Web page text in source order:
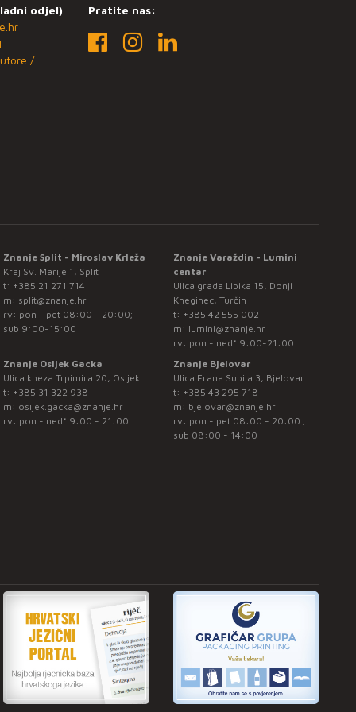
odjel)
/
Pratite nas:
Znanje Split - Miroslav Krleža
Kraj Sv. Marije 1, Split
t: +385 21 271 714
m: split@znanje.hr
rv: pon - pet 08:00 - 20:00;
sub 9:00-15:00
Znanje Varaždin - Lumini
centar
Ulica grada Lipika 15, Donji
Kneginec, Turčin
t: +385 42 555 002
m: lumini@znanje.hr
rv: pon - ned* 9:00-21:00
Znanje Osijek Gacka
Ulica kneza Trpimira 20, Osijek
t: +385 31 322 938
m: osijek.gacka@znanje.hr
rv: pon - ned* 9:00 - 21:00
Znanje Bjelovar
Ulica Frana Supila 3, Bjelovar
t: +385 43 295 718
m: bjelovar@znanje.hr
rv: pon - pet 08:00 - 20:00 ;
sub 08:00 - 14:00